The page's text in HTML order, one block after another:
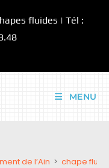
fluides | Tél :
MENU
de l’Ain > chape